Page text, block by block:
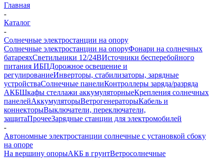
Главная
-
Каталог
-
Солнечные электростанции на опору
Солнечные электростанции на опоруФонари на солнечных
батареяхСветильники 12/24ВИсточники бесперебойного
питания ИБПДорожное освещение и
регулированиеИнверторы, стабилизаторы, зарядные
устройстваСолнечные панелиКонтроллеры заряда/разряда
АКБШкафы стеллажи аккумуляторныеКрепления солнечных
панелейАккумуляторыВетрогенераторыКабель и
коннекторыВыключатели, переключатели,
защитаПрочееЗарядные станции для электромобилей
-
Автономные электростанции солнечные с установкой сбоку
на опоре
На вершину опорыАКБ в грунтВетросолнечные